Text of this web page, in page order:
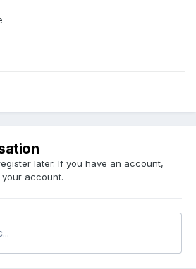
later. If you have an account,
account.